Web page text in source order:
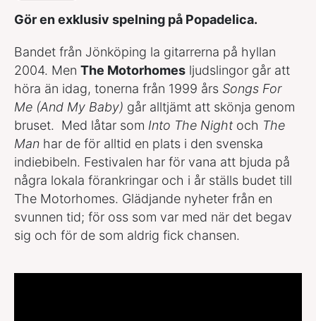
Gör en exklusiv spelning på Popadelica.
Bandet från Jönköping la gitarrerna på hyllan
2004. Men The Motorhomes ljudslingor går att
höra än idag, tonerna från 1999 års Songs For
Me (And My Baby) går alltjämt att skönja genom
bruset. Med låtar som Into The Night och The
Man har de för alltid en plats i den svenska
indiebibeln. Festivalen har för vana att bjuda på
några lokala förankringar och i år ställs budet till
The Motorhomes. Glädjande nyheter från en
svunnen tid; för oss som var med när det begav
sig och för de som aldrig fick chansen.